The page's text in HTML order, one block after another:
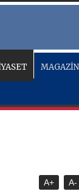
MAGAZİN
A+ A-